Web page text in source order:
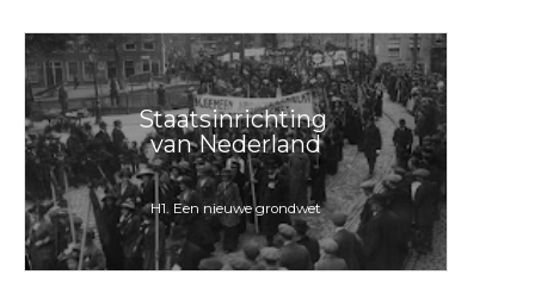
Staatsinrichting
van Nederland
H1. Een nieuwe grondwet